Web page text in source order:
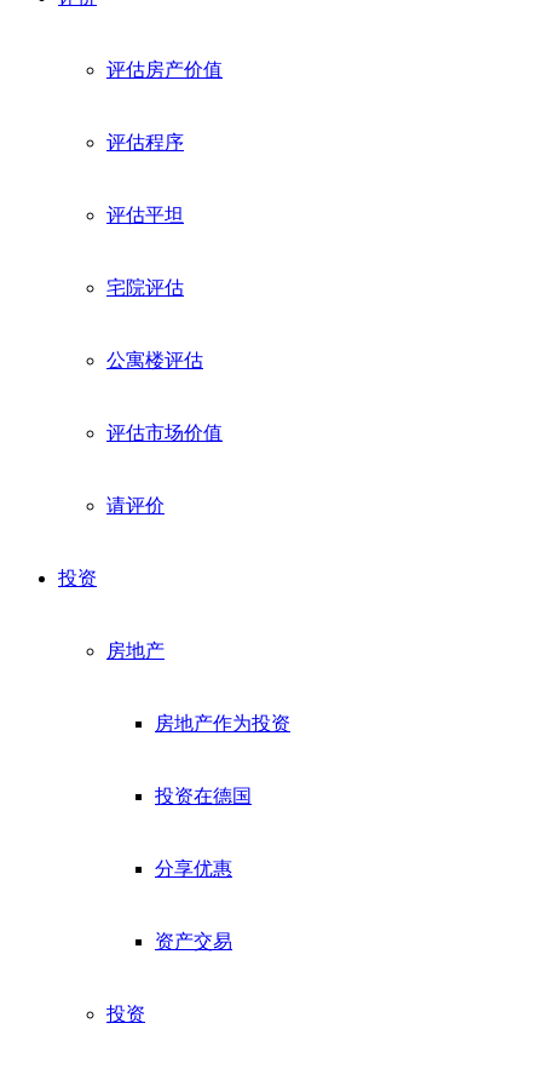
评估房产价值
评估程序
评估平坦
宅院评估
公寓楼评估
评估市场价值
请评价
投资
房地产
房地产作为投资
投资在德国
分享优惠
资产交易
投资